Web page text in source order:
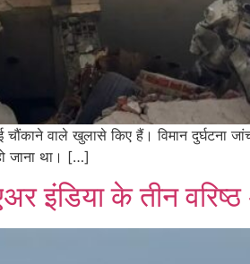
वाले खुलासे किए हैं। विमान दुर्घटना जांच
जाना था। […]
इंडिया के तीन वरिष्ठ